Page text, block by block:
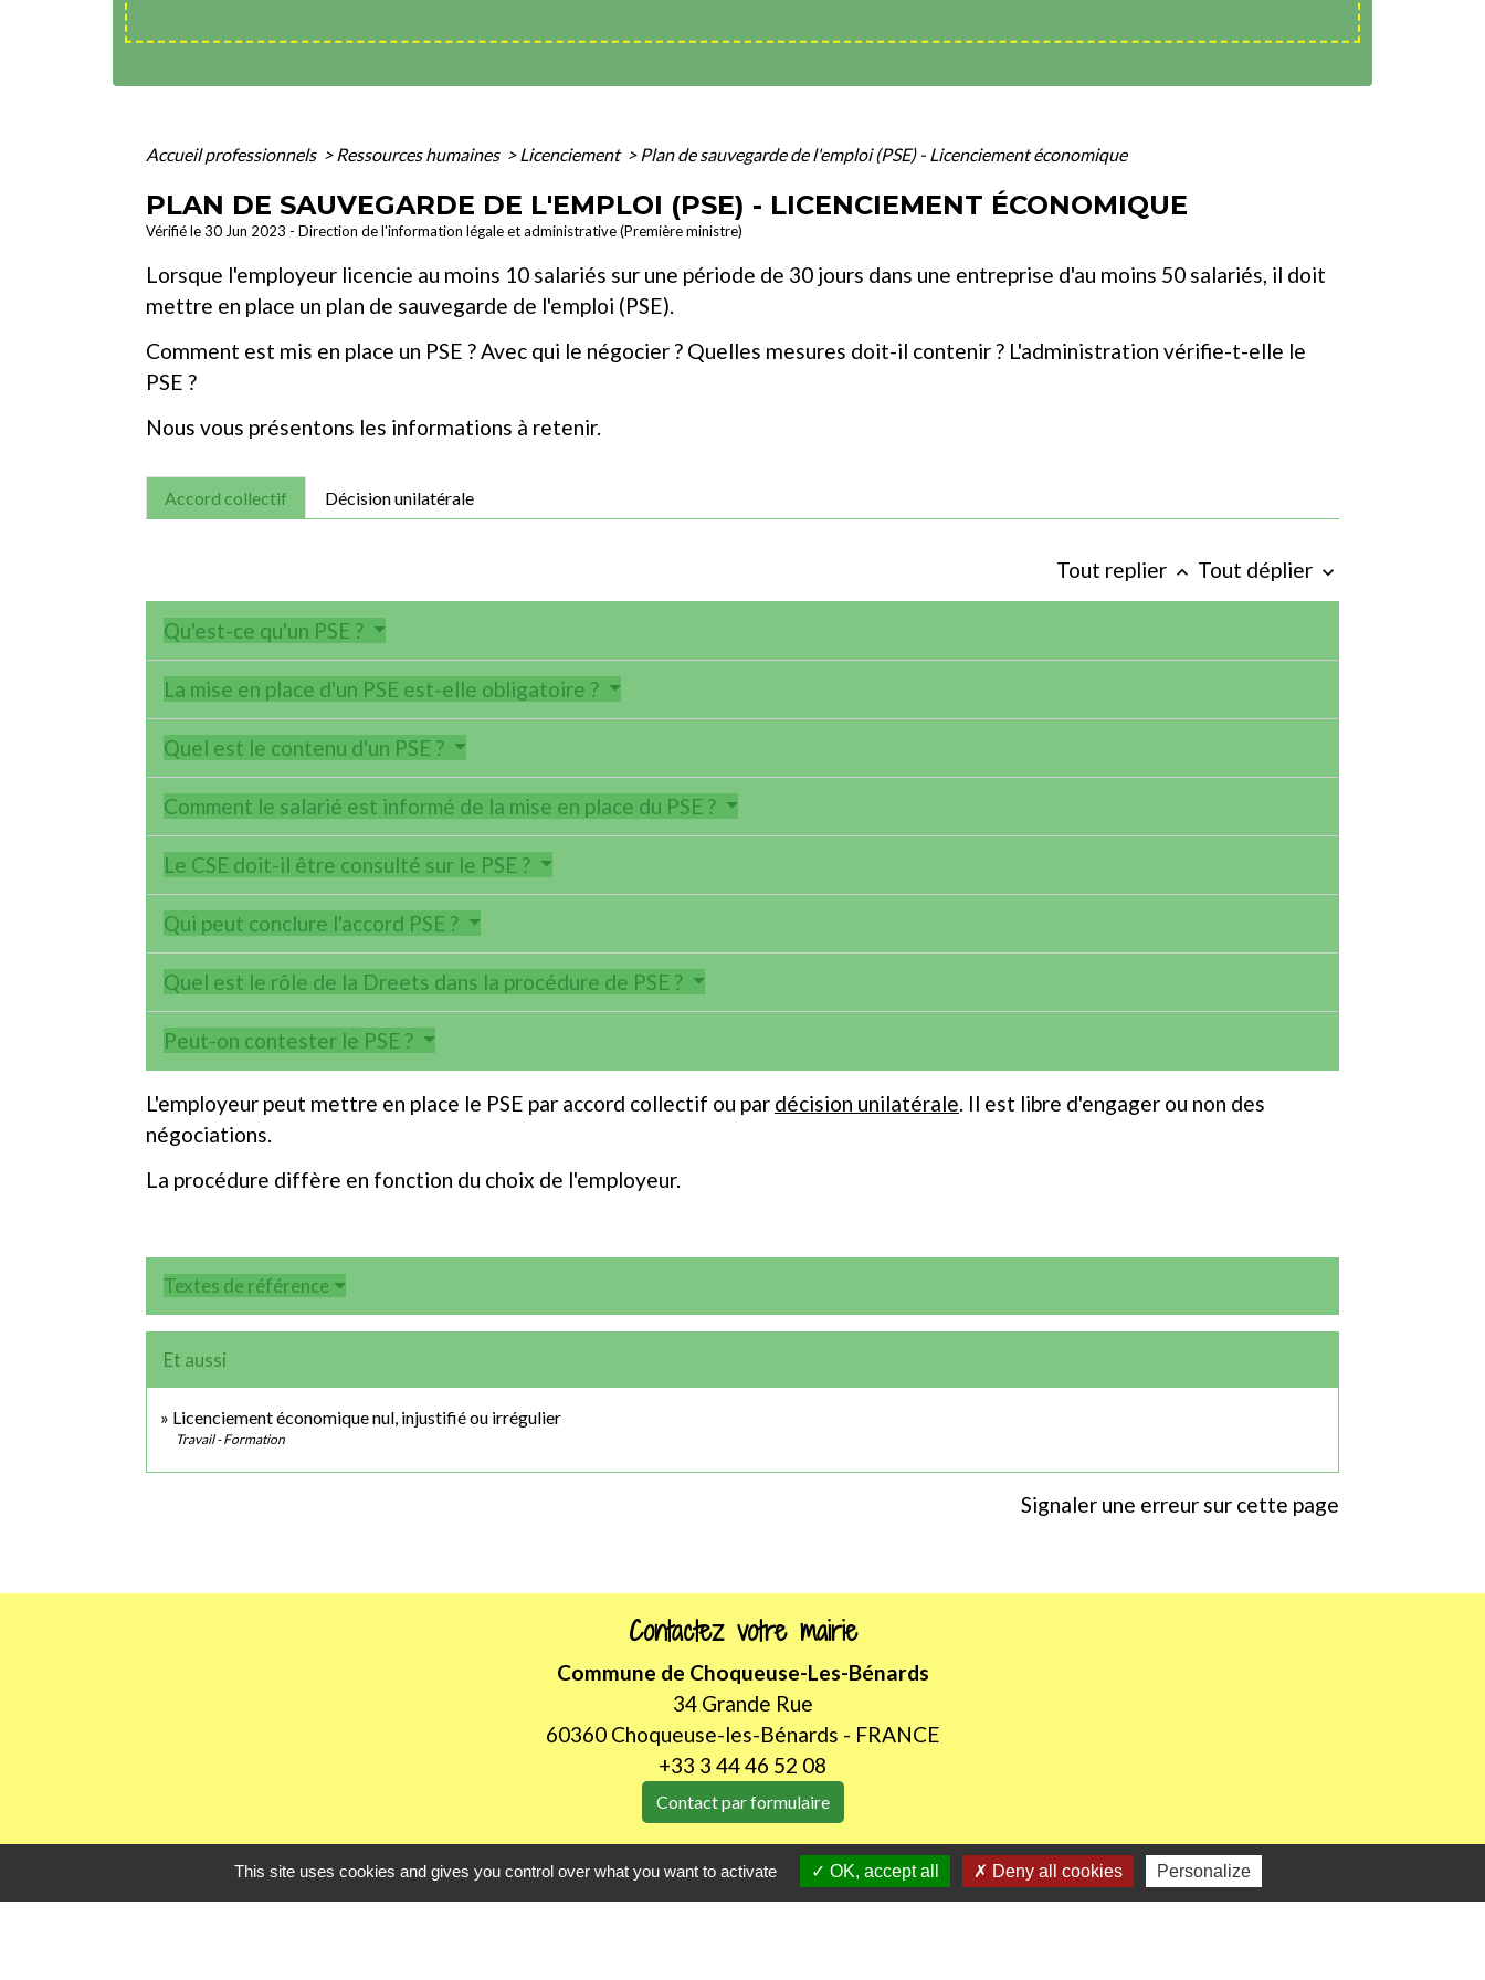
Accueil professionnels > Ressources humaines > Licenciement > Plan de sauvegarde de l'emploi (PSE) - Licenciement économique
PLAN DE SAUVEGARDE DE L'EMPLOI (PSE) - LICENCIEMENT ÉCONOMIQUE
Vérifié le 30 Jun 2023 - Direction de l'information légale et administrative (Première ministre)
Lorsque l'employeur licencie au moins 10 salariés sur une période de 30 jours dans une entreprise d'au moins 50 salariés, il doit
mettre en place un plan de sauvegarde de l'emploi (PSE).
Comment est mis en place un PSE ? Avec qui le négocier ? Quelles mesures doit-il contenir ? L'administration vérifie-t-elle le
PSE ?
Nous vous présentons les informations à retenir.
Accord collectif Décision unilatérale
Tout replier keyboard_arrow_up Tout déplier keyboard_arrow_down
Qu'est-ce qu'un PSE ?
La mise en place d'un PSE est-elle obligatoire ?
Quel est le contenu d'un PSE ?
Comment le salarié est informé de la mise en place du PSE ?
Le CSE doit-il être consulté sur le PSE ?
Qui peut conclure l'accord PSE ?
Quel est le rôle de la Dreets dans la procédure de PSE ?
Peut-on contester le PSE ?
L'employeur peut mettre en place le PSE par accord collectif ou par décision unilatérale. Il est libre d'engager ou non des
négociations.
La procédure diffère en fonction du choix de l'employeur.
Textes de référence
Et aussi
Licenciement économique nul, injustifié ou irrégulier
Travail - Formation
Signaler une erreur sur cette page
Contactez votre mairie
Commune de Choqueuse-Les-Bénards
34 Grande Rue
60360 Choqueuse-les-Bénards - FRANCE
+33 3 44 46 52 08
Contact par formulaire
Horaires d'ouverture au public
LUNDI de 8H30 à 12h00
This site uses cookies and gives you control over what you want to activate OK, accept all Deny all cookies Personalize